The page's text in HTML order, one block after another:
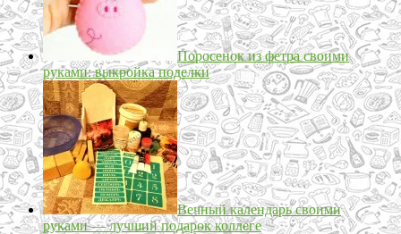
Поросенок из фетра своими
руками: выкройка поделки
Вечный календарь своими
руками — лучший подарок коллеге